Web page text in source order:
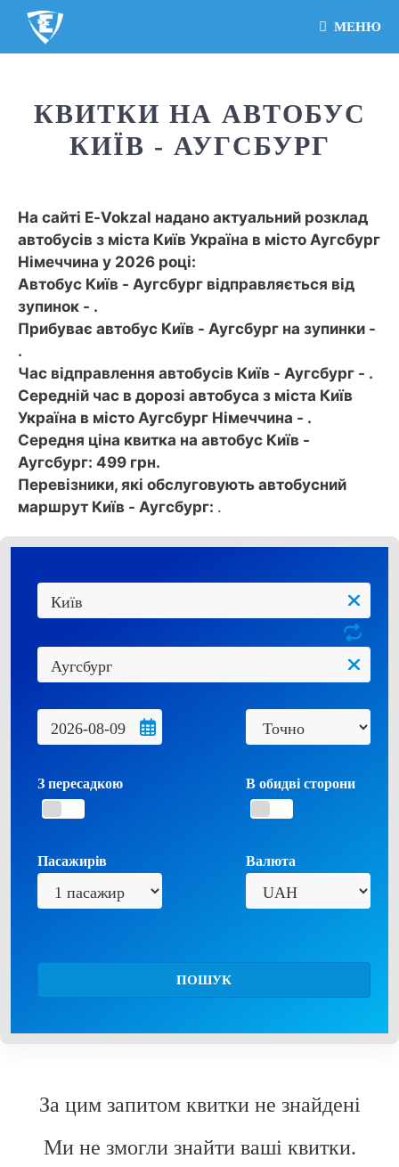
МЕНЮ
КВИТКИ НА АВТОБУС
КИЇВ - АУГСБУРГ
На сайті E-Vokzal надано актуальний розклад
автобусів з міста Київ Україна в місто Аугсбург
Німеччина у 2026 році:
Автобус Київ - Аугсбург відправляється від
зупинок - .
Прибуває автобус Київ - Аугсбург на зупинки -
.
Час відправлення автобусів Київ - Аугсбург - .
Середній час в дорозі автобуса з міста Київ
Україна в місто Аугсбург Німеччина - .
Середня ціна квитка на автобус Київ -
Аугсбург: 499 грн.
Перевізники, які обслуговують автобусний
маршрут Київ - Аугсбург: .
З пересадкою В обидві сторони
Пасажирів Валюта
ПОШУК
За цим запитом квитки не знайдені
Ми не змогли знайти ваші квитки.